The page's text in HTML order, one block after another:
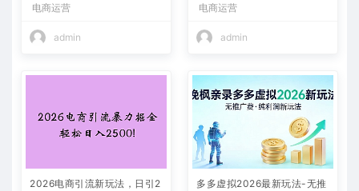
300+
电商运营
admin
目！
电商运营
admin
2026电商引流新玩法，日引2
多多虚拟2026最新玩法-无推